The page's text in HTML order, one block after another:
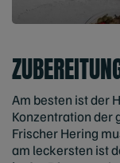
Am besten ist der
Konzentration der
Frischer Hering
am leckersten ist